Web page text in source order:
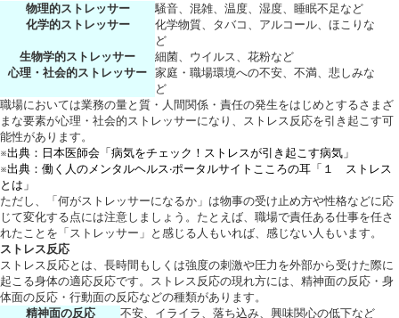
物理的ストレッサー
騒音、混雑、温度、湿度、睡眠不足など
化学的ストレッサー
化学物質、タバコ、アルコール、ほこりな
ど
生物学的ストレッサー
細菌、ウイルス、花粉など
心理・社会的ストレッサー
家庭・職場環境への不安、不満、悲しみな
ど
職場においては業務の量と質・人間関係・責任の発生をはじめとするさまざ
まな要素が心理・社会的ストレッサーになり、ストレス反応を引き起こす可
能性があります。
※出典：日本医師会「病気をチェック！ストレスが引き起こす病気」
※出典：働く人のメンタルヘルス·ポータルサイトこころの耳「１ ストレス
とは」
ただし、「何がストレッサーになるか」は物事の受け止め方や性格などに応
じて変化する点には注意しましょう。たとえば、職場で責任ある仕事を任さ
れたことを「ストレッサー」と感じる人もいれば、感じない人もいます。
ストレス反応
ストレス反応とは、長時間もしくは強度の刺激や圧力を外部から受けた際に
起こる身体の適応反応です。ストレス反応の現れ方には、精神面の反応・身
体面の反応・行動面の反応などの種類があります。
精神面の反応
不安、イライラ、落ち込み、興味関心の低下など